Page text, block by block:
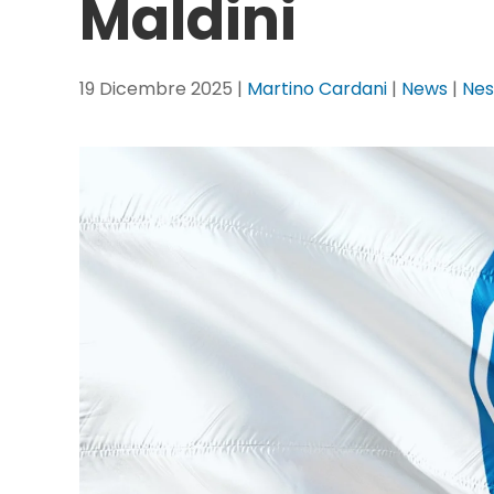
Maldini
19 Dicembre 2025 | Martino Cardani | News |